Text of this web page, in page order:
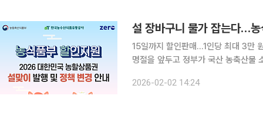
설 장바구니 물가 잡는다…
15일까지 할인판매…1인당 최대 3만
명절을 앞두고 정부가 국산 농축산물
2026-02-02 14:24